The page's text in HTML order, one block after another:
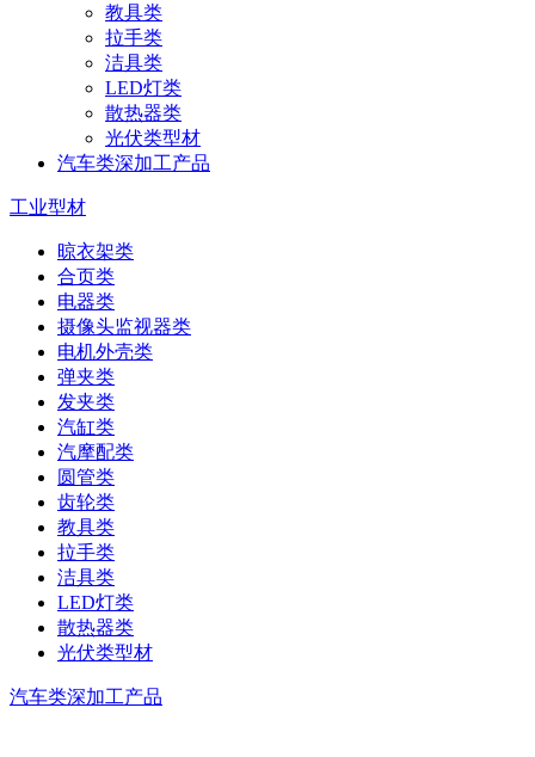
教具类
拉手类
洁具类
LED灯类
散热器类
光伏类型材
汽车类深加工产品
工业型材
晾衣架类
合页类
电器类
摄像头监视器类
电机外壳类
弹夹类
发夹类
汽缸类
汽摩配类
圆管类
齿轮类
教具类
拉手类
洁具类
LED灯类
散热器类
光伏类型材
汽车类深加工产品